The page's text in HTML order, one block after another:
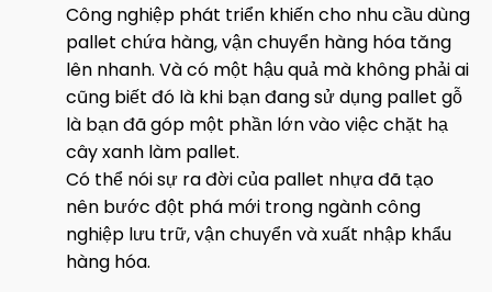
Công nghiệp phát triển khiến cho nhu cầu dùng
pallet chứa hàng, vận chuyển hàng hóa tăng
lên nhanh. Và có một hậu quả mà không phải ai
cũng biết đó là khi bạn đang sử dụng pallet gỗ
là bạn đã góp một phần lớn vào việc chặt hạ
cây xanh làm pallet.
Có thể nói sự ra đời của pallet nhựa đã tạo
nên bước đột phá mới trong ngành công
nghiệp lưu trữ, vận chuyển và xuất nhập khẩu
hàng hóa.